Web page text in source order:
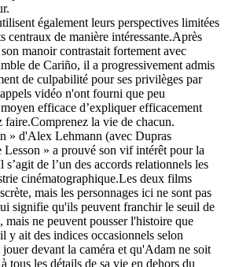
également leurs perspectives limitées
centraux de manière intéressante.Après
manoir contrastait fortement avec
de Cariño, il a progressivement admis
de culpabilité pour ses privilèges par
vidéo n'ont fourni que peu
efficace d’expliquer efficacement
faire.Comprenez la vie de chacun.
» d'Alex Lehmann (avec Dupras
Lesson » a prouvé son vif intérêt pour la
de l’un des accords relationnels les
cinématographique.Les deux films
mais les personnages ici ne sont pas
signifie qu'ils peuvent franchir le seuil de
ne peuvent pousser l'histoire que
y ait des indices occasionnels selon
devant la caméra et qu'Adam ne soit
tous les détails de sa vie en dehors du